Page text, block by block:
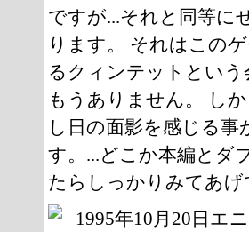
ですが...それと同等に
ります。 それはこの
るクィンテットという
もうありません。 し
し日の面影を感じる事
す。...どこか本編とダ
たらしっかりみてあげ
1995年10月20日エ